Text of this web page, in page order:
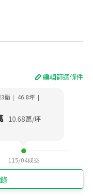
編輯篩選條件
衛 | 46.8坪 |
10.68萬/坪
115/04成交